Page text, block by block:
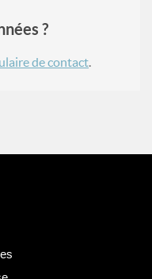
?
de contact.